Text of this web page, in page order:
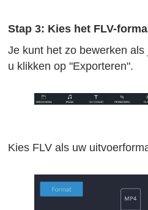
Stap 3: Kies het FLV-
Je kunt het zo bewerken
u klikken op "Exporteren".
Kies FLV als uw